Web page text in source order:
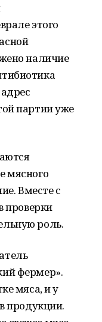
этого
наличие
партии уже
мясного
Вместе с
проверки
роль.
фермер».
мяса, и у
продукции.